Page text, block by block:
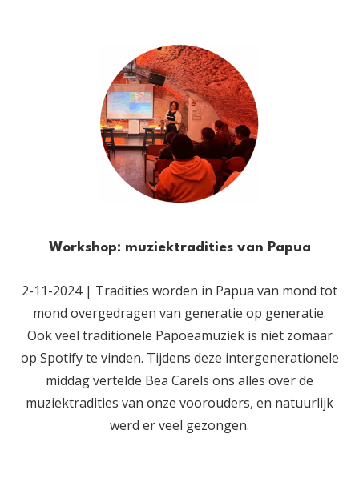
Workshop: muziektradities van Papua
2-11-2024 | Tradities worden in Papua van mond tot
mond overgedragen van generatie op generatie.
Ook veel traditionele Papoeamuziek is niet zomaar
op Spotify te vinden. Tijdens deze intergenerationele
middag vertelde Bea Carels ons alles over de
muziektradities van onze voorouders, en natuurlijk
werd er veel gezongen.